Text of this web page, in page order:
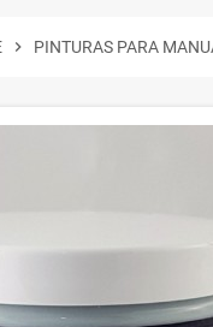
chevron_right PINTURAS PARA